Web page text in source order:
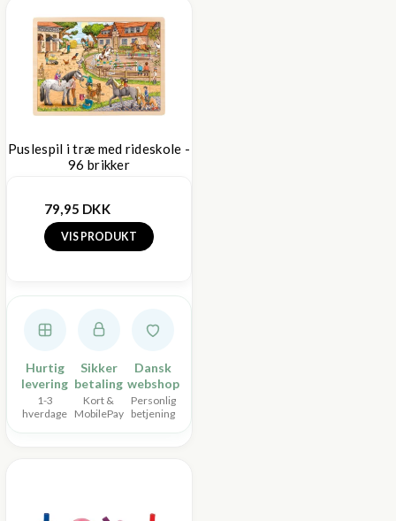
Puslespil i træ med rideskole -
96 brikker
79,95 DKK
VIS PRODUKT
Hurtig
levering
1-3
hverdage
Sikker
betaling
Kort &
MobilePay
Dansk
webshop
Personlig
betjening